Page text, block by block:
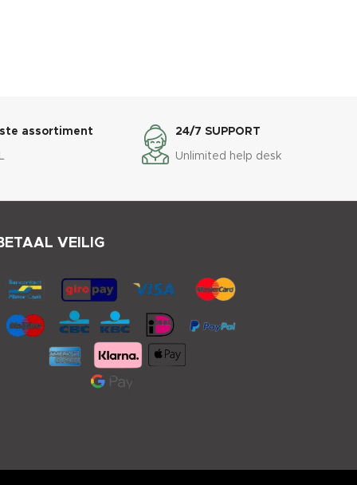
assortiment 24/7 SUPPORT
Unlimited help desk
VEILIG